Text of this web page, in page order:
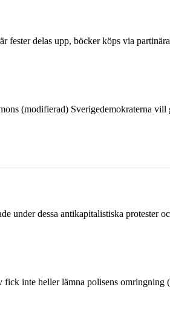
fester delas upp, böcker köps via
(modifierad) Sverigedemokraterna vill
under dessa antikapitalistiska protester
inte heller lämna polisens omringning